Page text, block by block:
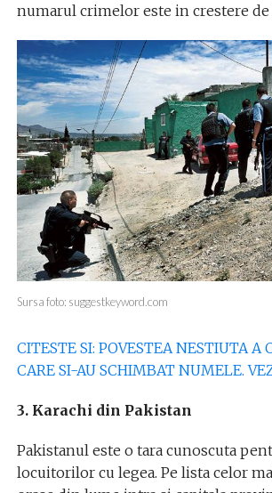
numarul crimelor este in crestere de
Sursa foto: suggestkeyword.com
CITESTE SI: POVESTEA NESTIUTA A
CARE SI-AU SCHIMBAT NUMELE.
3. Karachi din Pakistan
Pakistanul este o tara cunoscuta
locuitorilor cu legea. Pe lista celor